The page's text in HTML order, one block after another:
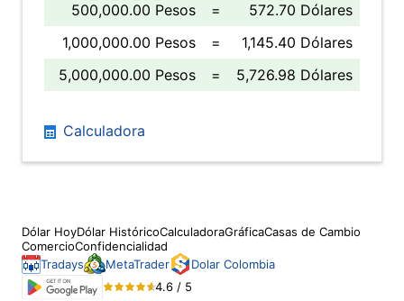
500,000.00 Pesos
=
572.70 Dólares
1,000,000.00 Pesos
=
1,145.40 Dólares
5,000,000.00 Pesos
= 5,726.98 Dólares
Calculadora
Dólar HoyDólar HistóricoCalculadoraGráficaCasas de Cambio
ComercioConfidencialidad
Tradays
MetaTrader
Dolar Colombia
4.6 / 5